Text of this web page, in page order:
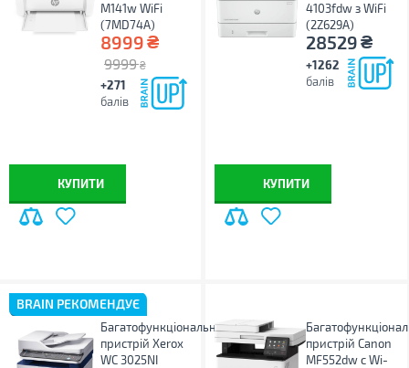
M141w WiFi
(7MD74A)
8999₴
9999 ₴
+271
балів
КУПИТИ
4103fdw з WiFi
(2Z629A)
28529₴
+1262
балів
КУПИТИ
BRAIN РЕКОМЕНДУЄ
Багатофункціональний
пристрій Xerox
WC 3025NI
пристрій Canon
MF552dw c Wi-